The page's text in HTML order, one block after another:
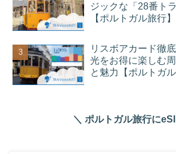
ジックな「28番ト
【ポルトガル旅行】
リスボアカード徹
光をお得に楽しむ
と魅力【ポルトガル
＼ ポルトガル旅行に